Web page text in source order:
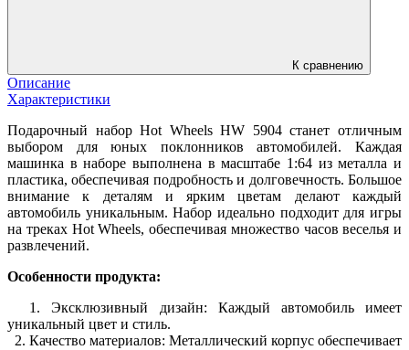
К сравнению
Описание
Характеристики
Подарочный набор Hot Wheels HW 5904 станет отличным
выбором для юных поклонников автомобилей. Каждая
машинка в наборе выполнена в масштабе 1:64 из металла и
пластика, обеспечивая подробность и долговечность. Большое
внимание к деталям и ярким цветам делают каждый
автомобиль уникальным. Набор идеально подходит для игры
на треках Hot Wheels, обеспечивая множество часов веселья и
развлечений.
Особенности продукта:
1. Эксклюзивный дизайн: Каждый автомобиль имеет
уникальный цвет и стиль.
2. Качество материалов: Металлический корпус обеспечивает